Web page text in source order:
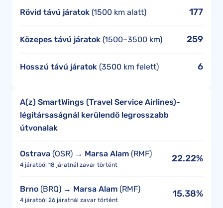
Rövid távú járatok (1500 km alatt) 177
Közepes távú járatok (1500–3500 km) 259
Hosszú távú járatok (3500 km felett) 6
A(z) SmartWings (Travel Service Airlines)-
légitársaságnál kerülendő legrosszabb
útvonalak
Ostrava (OSR) → Marsa Alam (RMF)
4 járatból 18 járatnál zavar történt
22.22%
Brno (BRQ) → Marsa Alam (RMF)
4 járatból 26 járatnál zavar történt
15.38%